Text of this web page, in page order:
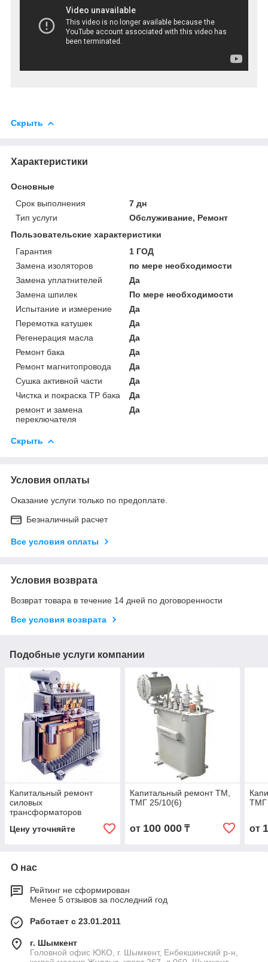
Скрыть
Характеристики
Основные
Срок выполнения
7 дн
Тип услуги
Обслуживание, Ремонт
Пользовательские характеристики
Гарантия
1 ГОД
Замена изоляторов
по мере необходимости
Замена уплатнителей
Да
Замена шпилек
По мере необходимости
Испытание и измерение
Да
Перемотка катушек
Да
Регенерация масла
Да
Ремонт бака
Да
Ремонт магнитопровода
Да
Сушка активной части
Да
Чистка и покраска ТР бака
Да
ремонт и замена
переключателя
Да
Скрыть
Условия оплаты
Оказание услуги только по предоплате.
Безналичный расчет
Все условия оплаты
Условия возврата
Возврат товара в течение 14 дней по договоренности
Все условия возврата
Подобные услуги компании
Капитальный ремонт
силовых
трансформаторов
Цену уточняйте
Капитальный ремонт ТМ,
ТМГ 25/10(6)
от 100 000₸
ТМГ
от
О нас
Рейтинг не сформирован
Менее 5 отзывов за последний год
Работает с 23.01.2011
г. Шымкент
Головной офис ЮКО, г. Шымкент, Енбекшинский р-н,